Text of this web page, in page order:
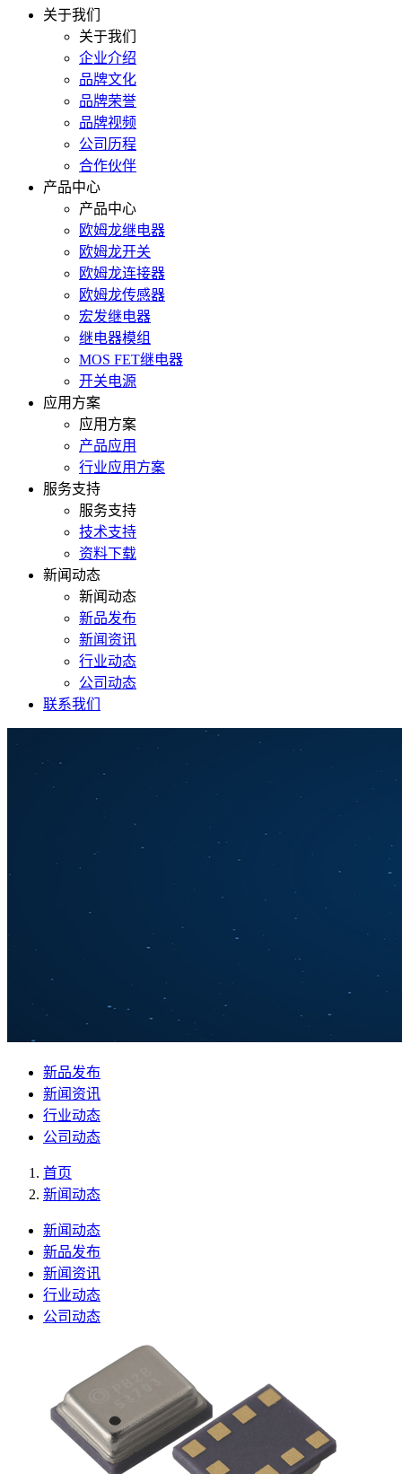
关于我们
关于我们
企业介绍
品牌文化
品牌荣誉
品牌视频
公司历程
合作伙伴
产品中心
产品中心
欧姆龙继电器
欧姆龙开关
欧姆龙连接器
欧姆龙传感器
宏发继电器
继电器模组
MOS FET继电器
开关电源
应用方案
应用方案
产品应用
行业应用方案
服务支持
服务支持
技术支持
资料下载
新闻动态
新闻动态
新品发布
新闻资讯
行业动态
公司动态
联系我们
新品发布
新闻资讯
行业动态
公司动态
首页
新闻动态
新闻动态
新品发布
新闻资讯
行业动态
公司动态